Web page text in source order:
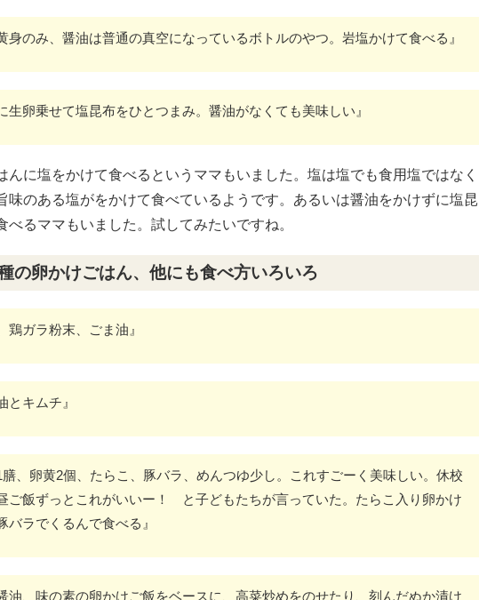
身のみ、醤油は普通の真空になっているボトルのやつ。岩塩かけて食べる』
生卵乗せて塩昆布をひとつまみ。醤油がなくても美味しい』
んに塩をかけて食べるというママもいました。塩は塩でも食用塩ではなく
味のある塩がをかけて食べているようです。あるいは醤油をかけずに塩昆
べるママもいました。試してみたいですね。
の卵かけごはん、他にも食べ方いろいろ
鶏ガラ粉末、ごま油』
とキムチ』
膳、卵黄2個、たらこ、豚バラ、めんつゆ少し。これすごーく美味しい。休校
ご飯ずっとこれがいいー！ と子どもたちが言っていた。たらこ入り卵かけ
バラでくるんで食べる』
油、味の素の卵かけご飯をベースに、高菜炒めをのせたり、刻んだぬか漬け